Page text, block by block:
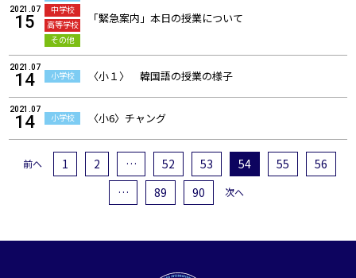
2021.07
15
中学校
高等学校
その他
「緊急案内」本日の授業について
2021.07
14 小学校 〈小１〉 韓国語の授業の様子
2021.07
14 小学校 〈小6〉チャング
前へ 1 2 … 52 53 54 55
56
…
89 90 次へ